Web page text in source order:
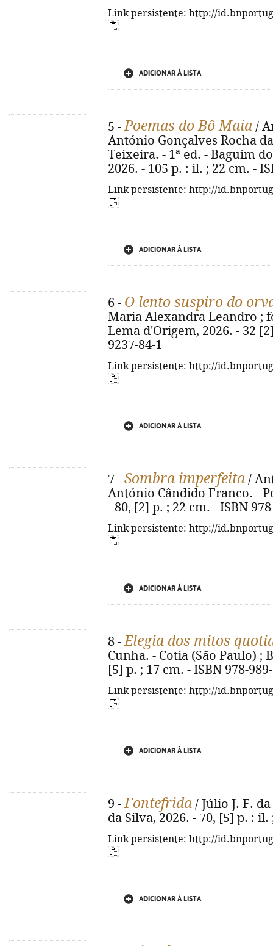
Link persistente: http://
ADICIONAR À LISTA
5 -Poemas do Bô Maia /
António Gonçalves Rocha
Teixeira. - 1ª ed. - Baguim
2026. - 105 p. : il. ; 22 cm. -
Link persistente: http://
ADICIONAR À LISTA
6 - O lento suspiro do
Maria Alexandra Leandro ;
Lema d'Origem, 2026. - 32
9237-84-1
Link persistente: http://
ADICIONAR À LISTA
7 - Sombra imperfeita /
António Cândido Franco. -
- 80, [2] p. ; 22 cm. - ISBN
Link persistente: http://
ADICIONAR À LISTA
8 -Elegia dos mitos
Cunha. - Cotia (São Paulo) ;
[5] p. ; 17 cm. - ISBN 978-
Link persistente: http://
ADICIONAR À LISTA
9 -Fontefrida / Júlio J. F.
da Silva, 2026. - 70, [5] p. : il.
Link persistente: http://
ADICIONAR À LISTA